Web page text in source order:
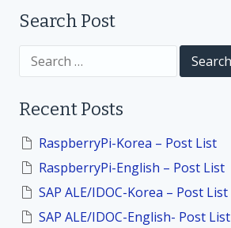
a
i
o
n
Search Post
c
o
Recent Posts
RaspberryPi-Korea – Post List
RaspberryPi-English – Post List
SAP ALE/IDOC-Korea – Post List
SAP ALE/IDOC-English- Post List